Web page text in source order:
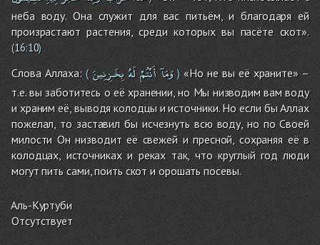
неба воду. Она служит для вас питьём, и благодаря ей
произрастают растения, среди которых вы пасёте скот».
(16:10)
Слова Аллаха: ( وَمَآأَنْتُمْلَهُبِخَـزِنِينَ )«Но не вы её храните» –
т.е. вы заботитесь о её хранении, но Мы низводим вам воду
и храним её, выводя колодцы и источники. Но если бы Аллах
пожелал, то заставил бы исчезнуть всю воду, но по Своей
милости Он низводит её свежей и пресной, сохраняя её в
колодцах, источниках и реках так, что круглый год люди
могут пить сами, поить скот и орошать посевы.
Аль-Куртуби
Отсутствует